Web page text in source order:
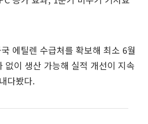
에틸렌 수급처를 확보해 최소 6월
없이 생산 가능해 실적 개선이 지속
다봤다.